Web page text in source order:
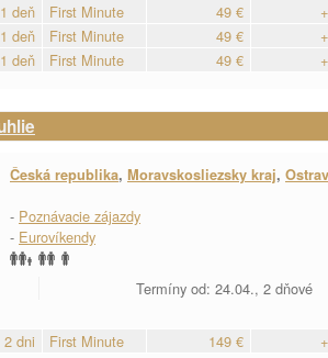
1 deň First Minute 49 €
1 deň First Minute 49 €
1 deň First Minute 49 €
Česká republika, Moravskosliezsky kraj,
- Poznávacie zájazdy
- Eurovíkendy
Termíny od: 24.04., 2 dňové
2 dni First Minute 149 €